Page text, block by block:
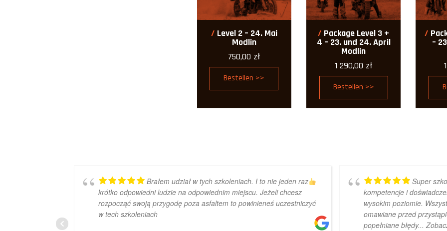
Level 2 – 24. Mai
Modlin
750,00 zł
Bestellen >>
Package Level 3 +
4 – 23. und 24. April
Modlin
1 290,00 zł
Bestellen >>
–
Brałem udział w tych szkoleniach. I to nie jeden raz
krótko odpowiedni ludzie na odpowiednim miejscu. Jeżeli chcesz
rozpocząć swoją przygodę poza asfaltem to powinieneś uczestniczyć
w tech szkoleniach
Super
kompetencje i
wysokim poziomie.
omawiane przed
popełniane błędy...